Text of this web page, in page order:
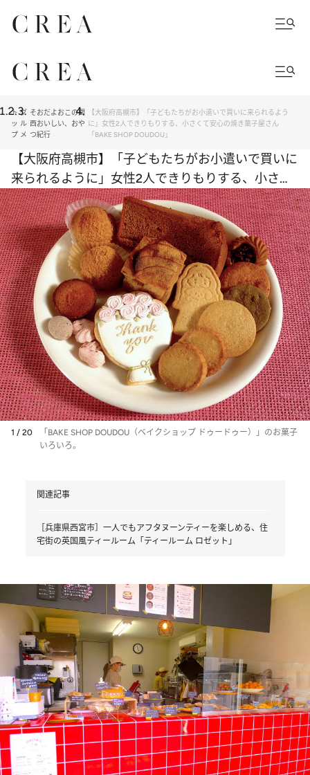
ト
ッ
プ
グ
ル
メ
そおだよおこの関
西おいしい、おや
つ紀行
【大阪府高槻市】「子どもたちがお小遣いで買いに来られるよう
に」女性2人できりもりする、小さくて安心の焼き菓子屋さん
「BAKE SHOP DOUDOU」
【大阪府高槻市】「子どもたちがお小遣いで買いに
来られるように」女性2人できりもりする、小さく
て安心の焼き菓子屋さん「BAKE SHOP DOUDOU」
1 / 20
「BAKE SHOP DOUDOU（ベイクショップ ドゥードゥー）」のお菓子
いろいろ。
関連記事
［兵庫県西宮市］一人でもアフタヌーンティーを楽しめる、住
宅街の英国風ティールーム「ティールーム ロゼット」